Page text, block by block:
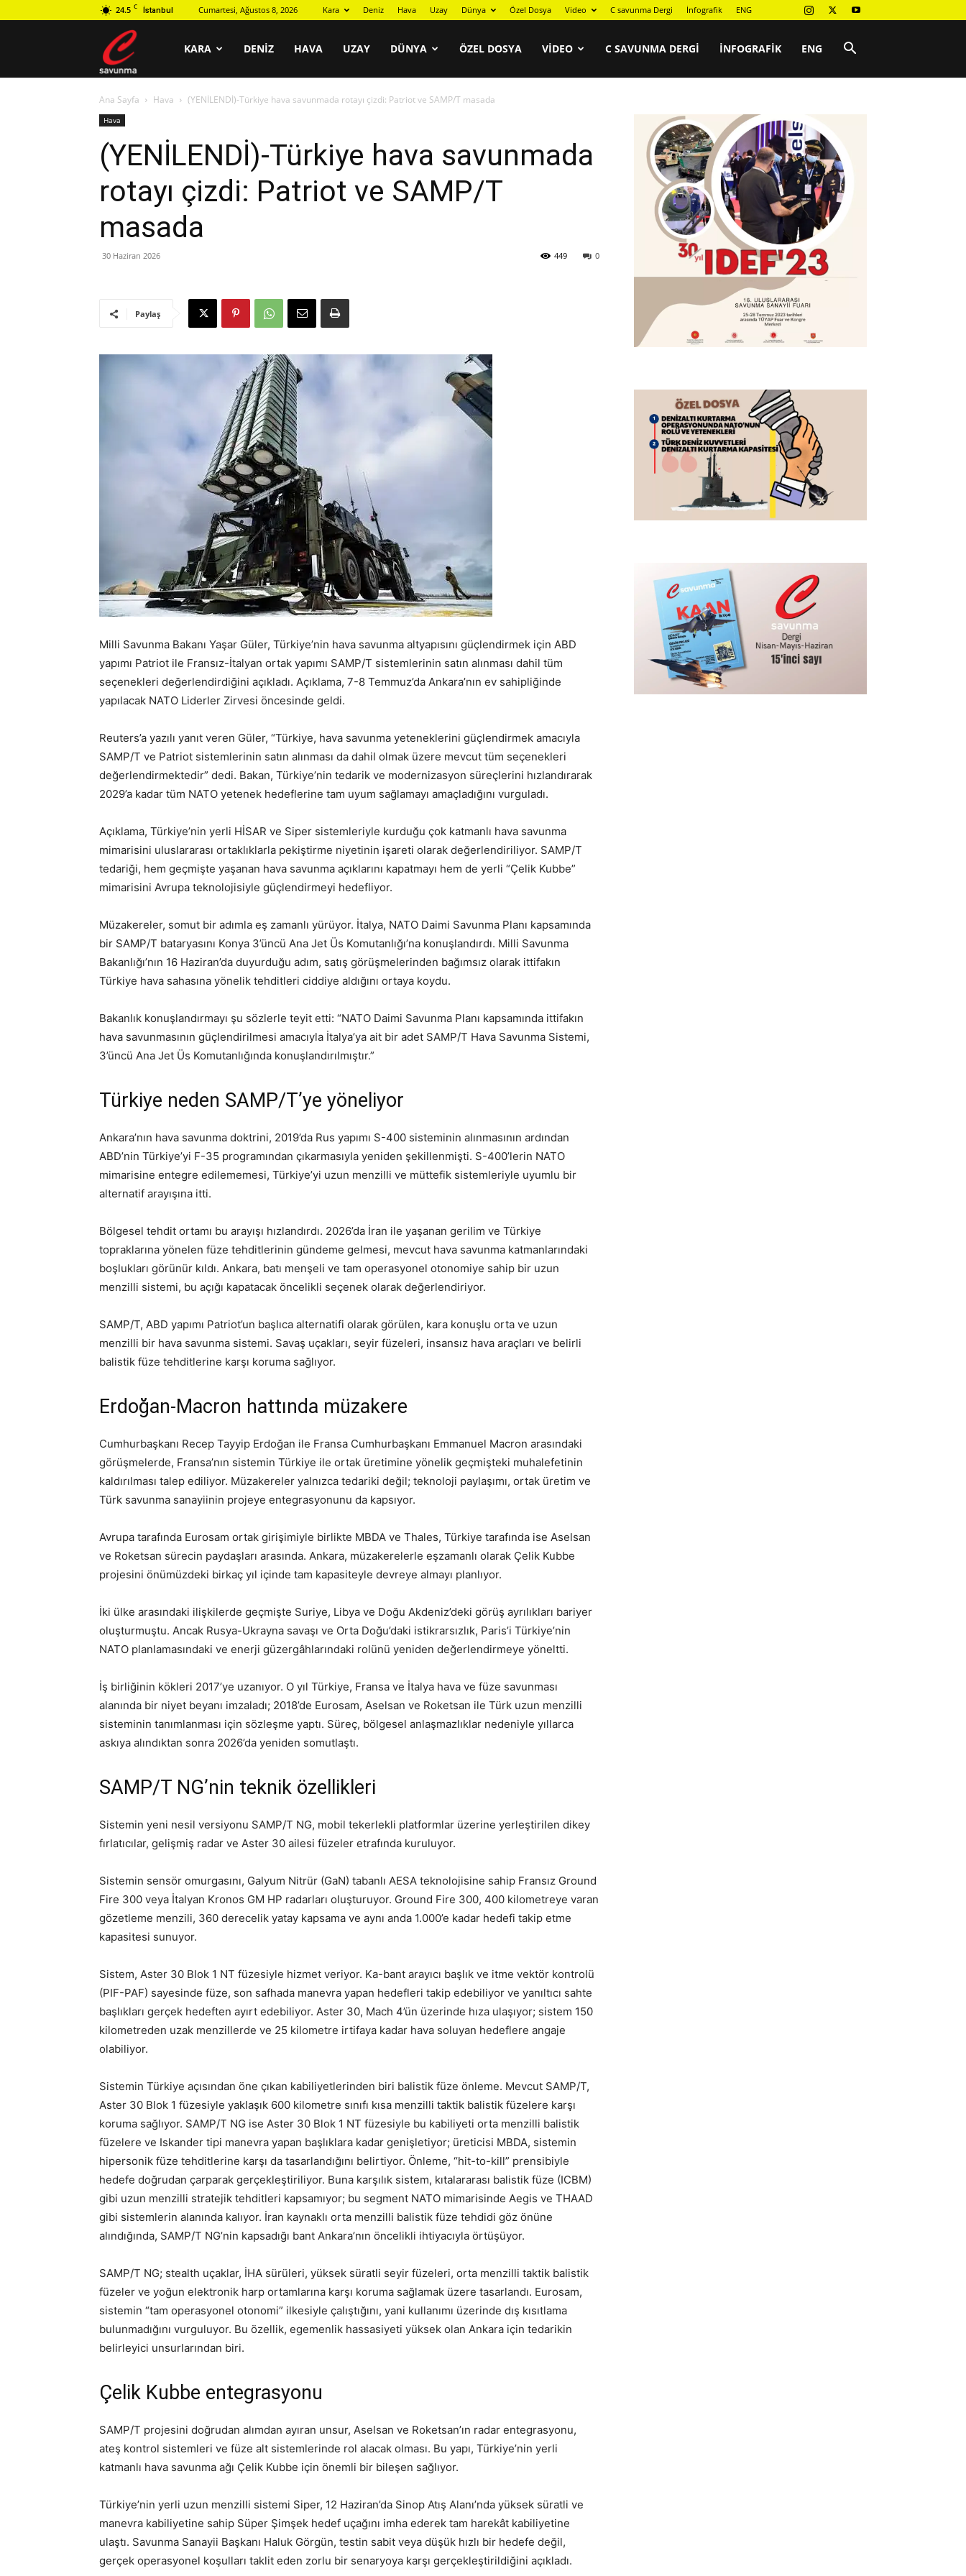
24.5 C İstanbul Cumartesi, Ağustos 8, 2026 Kara Deniz Hava Uzay Dünya Özel Dosya Video C savunma Dergi İnfografik ENG
savunma
KARA DENIZ HAVA UZAY DÜNYA ÖZEL DOSYA VIDEO C SAVUNMA DERGI İNFOGRAFIK ENG
Ana Sayfa Hava (YENİLENDİ)-Türkiye hava savunmada rotayı çizdi: Patriot ve SAMP/T masada
Hava
(YENİLENDİ)-Türkiye hava savunmada
rotayı çizdi: Patriot ve SAMP/T
masada
30 Haziran 2026 0
449
Paylaş
Milli Savunma Bakanı Yaşar Güler, Türkiye’nin hava savunma altyapısını güçlendirmek için ABD
yapımı Patriot ile Fransız-İtalyan ortak yapımı SAMP/T sistemlerinin satın alınması dahil tüm
seçenekleri değerlendirdiğini açıkladı. Açıklama, 7-8 Temmuz’da Ankara’nın ev sahipliğinde
yapılacak NATO Liderler Zirvesi öncesinde geldi.
Reuters’a yazılı yanıt veren Güler, “Türkiye, hava savunma yeteneklerini güçlendirmek amacıyla
SAMP/T ve Patriot sistemlerinin satın alınması da dahil olmak üzere mevcut tüm seçenekleri
değerlendirmektedir” dedi. Bakan, Türkiye’nin tedarik ve modernizasyon süreçlerini hızlandırarak
2029’a kadar tüm NATO yetenek hedeflerine tam uyum sağlamayı amaçladığını vurguladı.
Açıklama, Türkiye’nin yerli HİSAR ve Siper sistemleriyle kurduğu çok katmanlı hava savunma
mimarisini uluslararası ortaklıklarla pekiştirme niyetinin işareti olarak değerlendiriliyor. SAMP/T
tedariği, hem geçmişte yaşanan hava savunma açıklarını kapatmayı hem de yerli “Çelik Kubbe”
mimarisini Avrupa teknolojisiyle güçlendirmeyi hedefliyor.
Müzakereler, somut bir adımla eş zamanlı yürüyor. İtalya, NATO Daimi Savunma Planı kapsamında
bir SAMP/T bataryasını Konya 3’üncü Ana Jet Üs Komutanlığı’na konuşlandırdı. Milli Savunma
Bakanlığı’nın 16 Haziran’da duyurduğu adım, satış görüşmelerinden bağımsız olarak ittifakın
Türkiye hava sahasına yönelik tehditleri ciddiye aldığını ortaya koydu.
Bakanlık konuşlandırmayı şu sözlerle teyit etti: “NATO Daimi Savunma Planı kapsamında ittifakın
hava savunmasının güçlendirilmesi amacıyla İtalya’ya ait bir adet SAMP/T Hava Savunma Sistemi,
3’üncü Ana Jet Üs Komutanlığında konuşlandırılmıştır.”
Türkiye neden SAMP/T’ye yöneliyor
Ankara’nın hava savunma doktrini, 2019’da Rus yapımı S-400 sisteminin alınmasının ardından
ABD’nin Türkiye’yi F-35 programından çıkarmasıyla yeniden şekillenmişti. S-400’lerin NATO
mimarisine entegre edilememesi, Türkiye’yi uzun menzilli ve müttefik sistemleriyle uyumlu bir
alternatif arayışına itti.
Bölgesel tehdit ortamı bu arayışı hızlandırdı. 2026’da İran ile yaşanan gerilim ve Türkiye
topraklarına yönelen füze tehditlerinin gündeme gelmesi, mevcut hava savunma katmanlarındaki
boşlukları görünür kıldı. Ankara, batı menşeli ve tam operasyonel otonomiye sahip bir uzun
menzilli sistemi, bu açığı kapatacak öncelikli seçenek olarak değerlendiriyor.
SAMP/T, ABD yapımı Patriot’un başlıca alternatifi olarak görülen, kara konuşlu orta ve uzun
menzilli bir hava savunma sistemi. Savaş uçakları, seyir füzeleri, insansız hava araçları ve belirli
balistik füze tehditlerine karşı koruma sağlıyor.
Erdoğan-Macron hattında müzakere
Cumhurbaşkanı Recep Tayyip Erdoğan ile Fransa Cumhurbaşkanı Emmanuel Macron arasındaki
görüşmelerde, Fransa’nın sistemin Türkiye ile ortak üretimine yönelik geçmişteki muhalefetinin
kaldırılması talep ediliyor. Müzakereler yalnızca tedariki değil; teknoloji paylaşımı, ortak üretim ve
Türk savunma sanayiinin projeye entegrasyonunu da kapsıyor.
Avrupa tarafında Eurosam ortak girişimiyle birlikte MBDA ve Thales, Türkiye tarafında ise Aselsan
ve Roketsan sürecin paydaşları arasında. Ankara, müzakerelerle eşzamanlı olarak Çelik Kubbe
projesini önümüzdeki birkaç yıl içinde tam kapasiteyle devreye almayı planlıyor.
İki ülke arasındaki ilişkilerde geçmişte Suriye, Libya ve Doğu Akdeniz’deki görüş ayrılıkları bariyer
oluşturmuştu. Ancak Rusya-Ukrayna savaşı ve Orta Doğu’daki istikrarsızlık, Paris’i Türkiye’nin
NATO planlamasındaki ve enerji güzergâhlarındaki rolünü yeniden değerlendirmeye yöneltti.
İş birliğinin kökleri 2017’ye uzanıyor. O yıl Türkiye, Fransa ve İtalya hava ve füze savunması
alanında bir niyet beyanı imzaladı; 2018’de Eurosam, Aselsan ve Roketsan ile Türk uzun menzilli
sisteminin tanımlanması için sözleşme yaptı. Süreç, bölgesel anlaşmazlıklar nedeniyle yıllarca
askıya alındıktan sonra 2026’da yeniden somutlaştı.
SAMP/T NG’nin teknik özellikleri
Sistemin yeni nesil versiyonu SAMP/T NG, mobil tekerlekli platformlar üzerine yerleştirilen dikey
fırlatıcılar, gelişmiş radar ve Aster 30 ailesi füzeler etrafında kuruluyor.
Sistemin sensör omurgasını, Galyum Nitrür (GaN) tabanlı AESA teknolojisine sahip Fransız Ground
Fire 300 veya İtalyan Kronos GM HP radarları oluşturuyor. Ground Fire 300, 400 kilometreye varan
gözetleme menzili, 360 derecelik yatay kapsama ve aynı anda 1.000’e kadar hedefi takip etme
kapasitesi sunuyor.
Sistem, Aster 30 Blok 1 NT füzesiyle hizmet veriyor. Ka-bant arayıcı başlık ve itme vektör kontrolü
(PIF-PAF) sayesinde füze, son safhada manevra yapan hedefleri takip edebiliyor ve yanıltıcı sahte
başlıkları gerçek hedeften ayırt edebiliyor. Aster 30, Mach 4’ün üzerinde hıza ulaşıyor; sistem 150
kilometreden uzak menzillerde ve 25 kilometre irtifaya kadar hava soluyan hedeflere angaje
olabiliyor.
Sistemin Türkiye açısından öne çıkan kabiliyetlerinden biri balistik füze önleme. Mevcut SAMP/T,
Aster 30 Blok 1 füzesiyle yaklaşık 600 kilometre sınıfı kısa menzilli taktik balistik füzelere karşı
koruma sağlıyor. SAMP/T NG ise Aster 30 Blok 1 NT füzesiyle bu kabiliyeti orta menzilli balistik
füzelere ve Iskander tipi manevra yapan başlıklara kadar genişletiyor; üreticisi MBDA, sistemin
hipersonik füze tehditlerine karşı da tasarlandığını belirtiyor. Önleme, “hit-to-kill” prensibiyle
hedefe doğrudan çarparak gerçekleştiriliyor. Buna karşılık sistem, kıtalararası balistik füze (ICBM)
gibi uzun menzilli stratejik tehditleri kapsamıyor; bu segment NATO mimarisinde Aegis ve THAAD
gibi sistemlerin alanında kalıyor. İran kaynaklı orta menzilli balistik füze tehdidi göz önüne
alındığında, SAMP/T NG’nin kapsadığı bant Ankara’nın öncelikli ihtiyacıyla örtüşüyor.
SAMP/T NG; stealth uçaklar, İHA sürüleri, yüksek süratli seyir füzeleri, orta menzilli taktik balistik
füzeler ve yoğun elektronik harp ortamlarına karşı koruma sağlamak üzere tasarlandı. Eurosam,
sistemin “tam operasyonel otonomi” ilkesiyle çalıştığını, yani kullanımı üzerinde dış kısıtlama
bulunmadığını vurguluyor. Bu özellik, egemenlik hassasiyeti yüksek olan Ankara için tedarikin
belirleyici unsurlarından biri.
Çelik Kubbe entegrasyonu
SAMP/T projesini doğrudan alımdan ayıran unsur, Aselsan ve Roketsan’ın radar entegrasyonu,
ateş kontrol sistemleri ve füze alt sistemlerinde rol alacak olması. Bu yapı, Türkiye’nin yerli
katmanlı hava savunma ağı Çelik Kubbe için önemli bir bileşen sağlıyor.
Türkiye’nin yerli uzun menzilli sistemi Siper, 12 Haziran’da Sinop Atış Alanı’nda yüksek süratli ve
manevra kabiliyetine sahip Süper Şimşek hedef uçağını imha ederek tam harekât kabiliyetine
ulaştı. Savunma Sanayii Başkanı Haluk Görgün, testin sabit veya düşük hızlı bir hedefe değil,
gerçek operasyonel koşulları taklit eden zorlu bir senaryoya karşı gerçekleştirildiğini açıkladı.